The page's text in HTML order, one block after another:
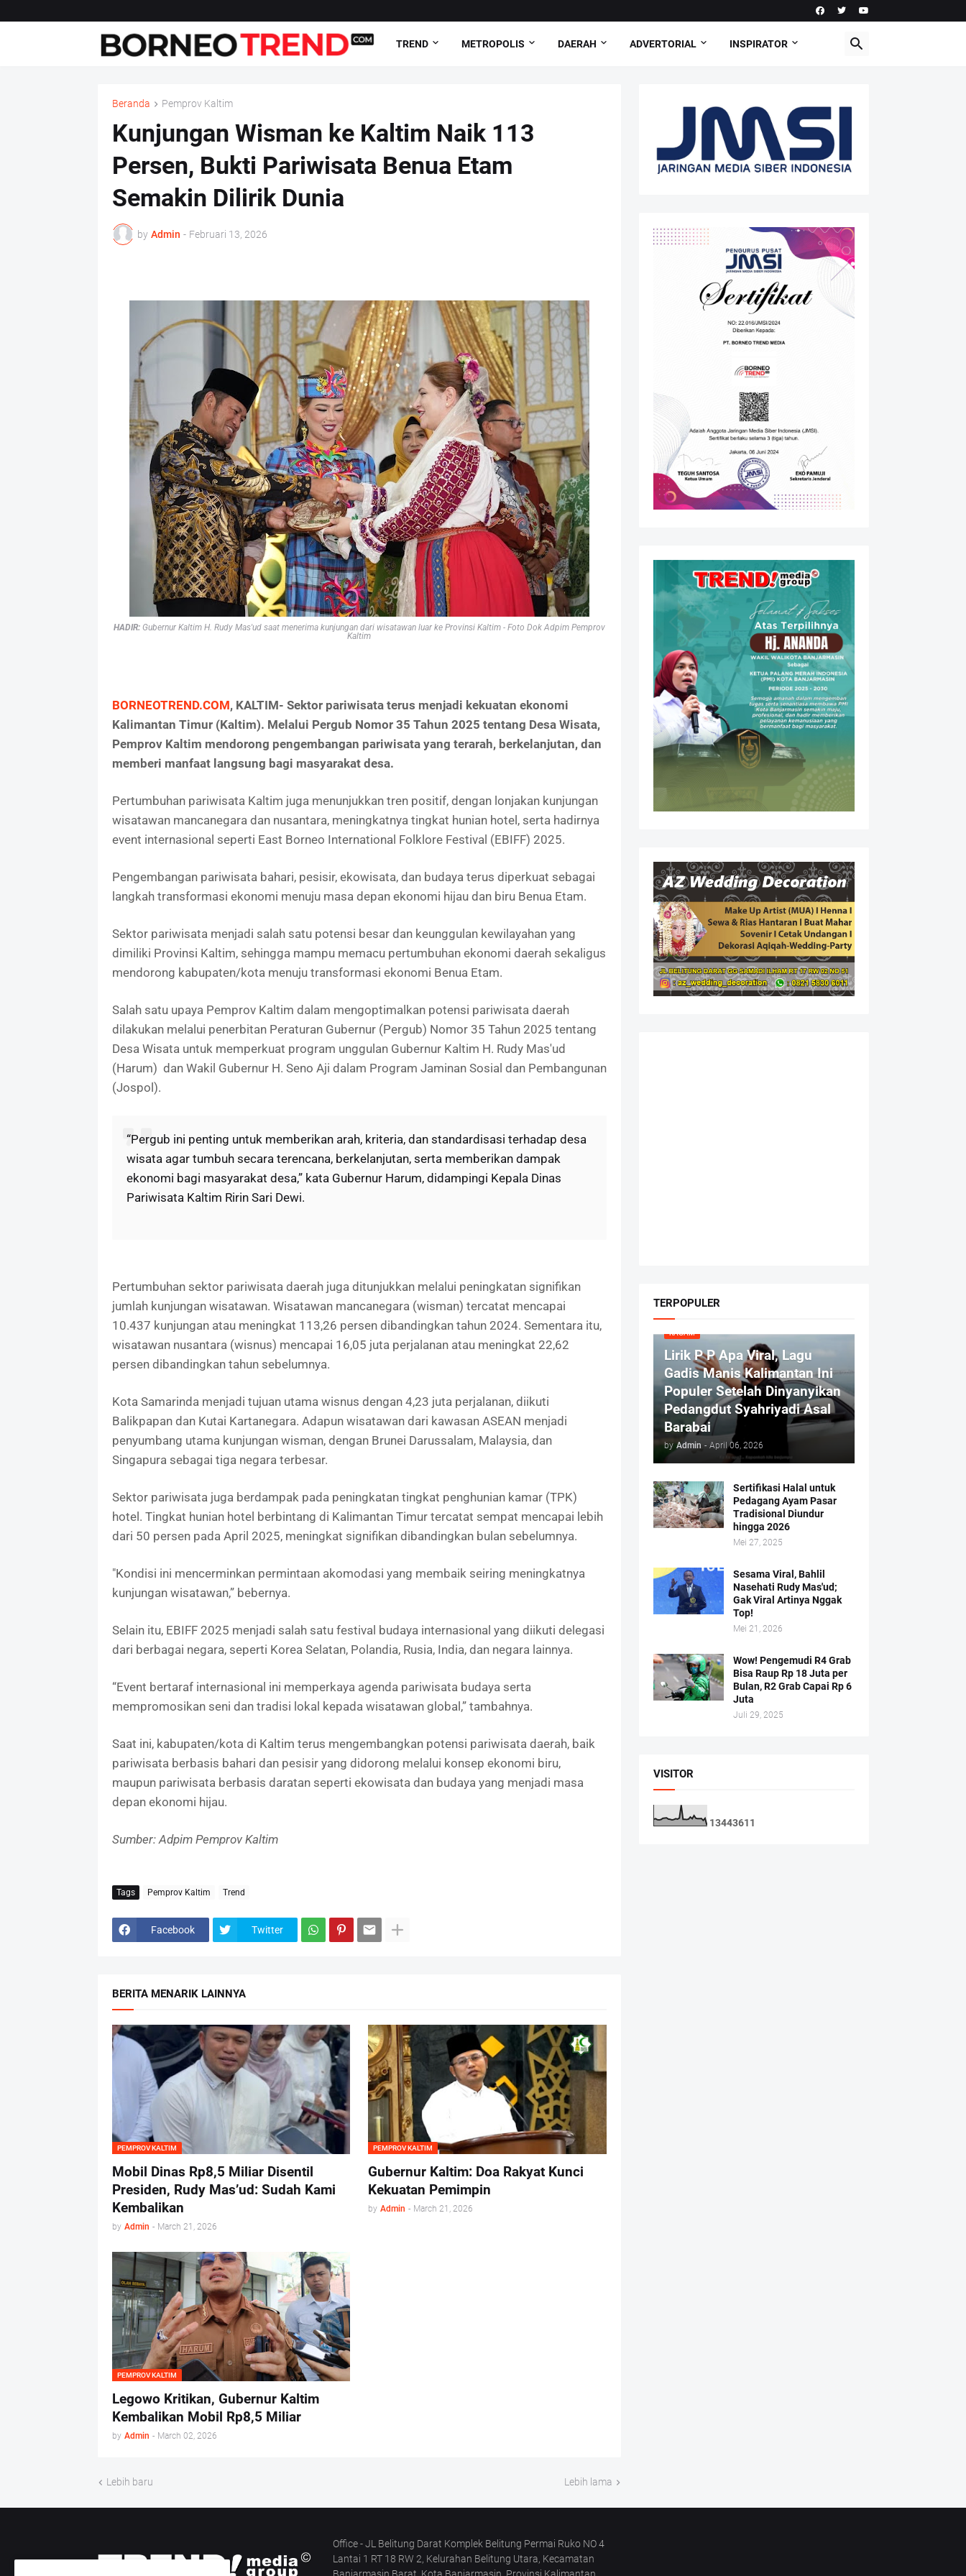
TREND METROPOLIS DAERAH ADVERTORIAL INSPIRATOR
Beranda Pemprov Kaltim
Kunjungan Wisman ke Kaltim Naik 113
Persen, Bukti Pariwisata Benua Etam
Semakin Dilirik Dunia
by Admin - Februari 13, 2026
HADIR:Gubernur Kaltim H. Rudy Mas'ud saat menerima kunjungan dari wisatawan luar ke Provinsi Kaltim - Foto Dok Adpim Pemprov
Kaltim
BORNEOTREND.COM, KALTIM- Sektor pariwisata terus menjadi kekuatan ekonomi
Kalimantan Timur (Kaltim). Melalui Pergub Nomor 35 Tahun 2025 tentang Desa Wisata,
Pemprov Kaltim mendorong pengembangan pariwisata yang terarah, berkelanjutan, dan
memberi manfaat langsung bagi masyarakat desa.
Pertumbuhan pariwisata Kaltim juga menunjukkan tren positif, dengan lonjakan kunjungan
wisatawan mancanegara dan nusantara, meningkatnya tingkat hunian hotel, serta hadirnya
event internasional seperti East Borneo International Folklore Festival (EBIFF) 2025.
Pengembangan pariwisata bahari, pesisir, ekowisata, dan budaya terus diperkuat sebagai
langkah transformasi ekonomi menuju masa depan ekonomi hijau dan biru Benua Etam.
Sektor pariwisata menjadi salah satu potensi besar dan keunggulan kewilayahan yang
dimiliki Provinsi Kaltim, sehingga mampu memacu pertumbuhan ekonomi daerah sekaligus
mendorong kabupaten/kota menuju transformasi ekonomi Benua Etam.
Salah satu upaya Pemprov Kaltim dalam mengoptimalkan potensi pariwisata daerah
dilakukan melalui penerbitan Peraturan Gubernur (Pergub) Nomor 35 Tahun 2025 tentang
Desa Wisata untuk memperkuat program unggulan Gubernur Kaltim H. Rudy Mas'ud
(Harum) dan Wakil Gubernur H. Seno Aji dalam Program Jaminan Sosial dan Pembangunan
(Jospol).
“Pergub ini penting untuk memberikan arah, kriteria, dan standardisasi terhadap desa
wisata agar tumbuh secara terencana, berkelanjutan, serta memberikan dampak
ekonomi bagi masyarakat desa,” kata Gubernur Harum, didampingi Kepala Dinas
Pariwisata Kaltim Ririn Sari Dewi.
Pertumbuhan sektor pariwisata daerah juga ditunjukkan melalui peningkatan signifikan
jumlah kunjungan wisatawan. Wisatawan mancanegara (wisman) tercatat mencapai
10.437 kunjungan atau meningkat 113,26 persen dibandingkan tahun 2024. Sementara itu,
wisatawan nusantara (wisnus) mencapai 16,05 juta perjalanan atau meningkat 22,62
persen dibandingkan tahun sebelumnya.
Kota Samarinda menjadi tujuan utama wisnus dengan 4,23 juta perjalanan, diikuti
Balikpapan dan Kutai Kartanegara. Adapun wisatawan dari kawasan ASEAN menjadi
penyumbang utama kunjungan wisman, dengan Brunei Darussalam, Malaysia, dan
Singapura sebagai tiga negara terbesar.
Sektor pariwisata juga berdampak pada peningkatan tingkat penghunian kamar (TPK)
hotel. Tingkat hunian hotel berbintang di Kalimantan Timur tercatat sempat mencapai lebih
dari 50 persen pada April 2025, meningkat signifikan dibandingkan bulan sebelumnya.
"Kondisi ini mencerminkan permintaan akomodasi yang membaik seiring meningkatnya
kunjungan wisatawan,” bebernya.
Selain itu, EBIFF 2025 menjadi salah satu festival budaya internasional yang diikuti delegasi
dari berbagai negara, seperti Korea Selatan, Polandia, Rusia, India, dan negara lainnya.
“Event bertaraf internasional ini memperkaya agenda pariwisata budaya serta
mempromosikan seni dan tradisi lokal kepada wisatawan global,” tambahnya.
Saat ini, kabupaten/kota di Kaltim terus mengembangkan potensi pariwisata daerah, baik
pariwisata berbasis bahari dan pesisir yang didorong melalui konsep ekonomi biru,
maupun pariwisata berbasis daratan seperti ekowisata dan budaya yang menjadi masa
depan ekonomi hijau.
Sumber: Adpim Pemprov Kaltim
Tags Pemprov Kaltim Trend
Facebook Twitter
BERITA MENARIK LAINNYA
PEMPROV KALTIM
Mobil Dinas Rp8,5 Miliar Disentil
Presiden, Rudy Mas’ud: Sudah Kami
Kembalikan
by Admin - March 21, 2026
PEMPROV KALTIM
Gubernur Kaltim: Doa Rakyat Kunci
Kekuatan Pemimpin
by Admin - March 21, 2026
PEMPROV KALTIM
Legowo Kritikan, Gubernur Kaltim
Kembalikan Mobil Rp8,5 Miliar
by Admin - March 02, 2026
Lebih baru Lebih lama
TERPOPULER
RAGAM
Lirik P P Apa Viral, Lagu
Gadis Manis Kalimantan Ini
Populer Setelah Dinyanyikan
Pedangdut Syahriyadi Asal
Barabai
by Admin - April 06, 2026
Sertifikasi Halal untuk
Pedagang Ayam Pasar
Tradisional Diundur
hingga 2026
Mei 27, 2025
Sesama Viral, Bahlil
Nasehati Rudy Mas'ud;
Gak Viral Artinya Nggak
Top!
Mei 21, 2026
Wow! Pengemudi R4 Grab
Bisa Raup Rp 18 Juta per
Bulan, R2 Grab Capai Rp 6
Juta
Juli 29, 2025
VISITOR
13443611
Office - JL Belitung Darat Komplek Belitung Permai Ruko NO 4
Lantai 1 RT 18 RW 2, Kelurahan Belitung Utara, Kecamatan